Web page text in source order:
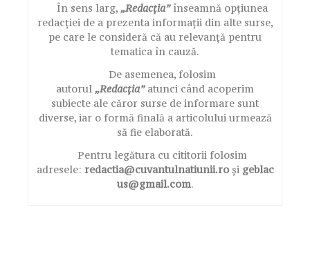
În sens larg, „Redacția”înseamnă opțiunea
redacției de a prezenta informații din alte surse,
pe care le consideră că au relevanță pentru
tematica în cauză.
De asemenea, folosim
autorul „Redacția”atunci când acoperim
subiecte ale căror surse de informare sunt
diverse, iar o formă finală a articolului urmează
să fie elaborată.
Pentru legătura cu cititorii folosim
adresele: redactia@cuvantulnatiunii.roși geblac
us@gmail.com.